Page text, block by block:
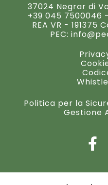
37024 Negrar di
+39 045 7500046 -
REA VR - 191375
PEC:
Politica per la
Gestione